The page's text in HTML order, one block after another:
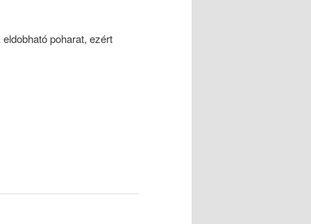
poharat, ezért